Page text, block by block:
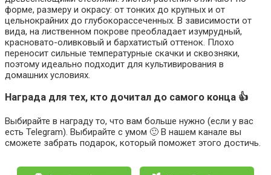
форме, размеру и окрасу: от тонких до крупных и от
цельнокрайних до глубокорассеченных. В зависимости от
вида, на лиственном покрове преобладает изумрудный,
красновато-оливковый и бархатистый оттенок. Плохо
переносит сильные температурные скачки и сквозняки,
поэтому идеально подходит для культивирования в
домашних условиях.
Награда для тех, кто дочитал до самого конца 👍
Выбирайте в награду то, что вам больше нужно (если у вас
есть Telegram). Выбирайте с умом 🙂 В нашем канале вы
сможете забрать подарок, который поможет этого достичь.